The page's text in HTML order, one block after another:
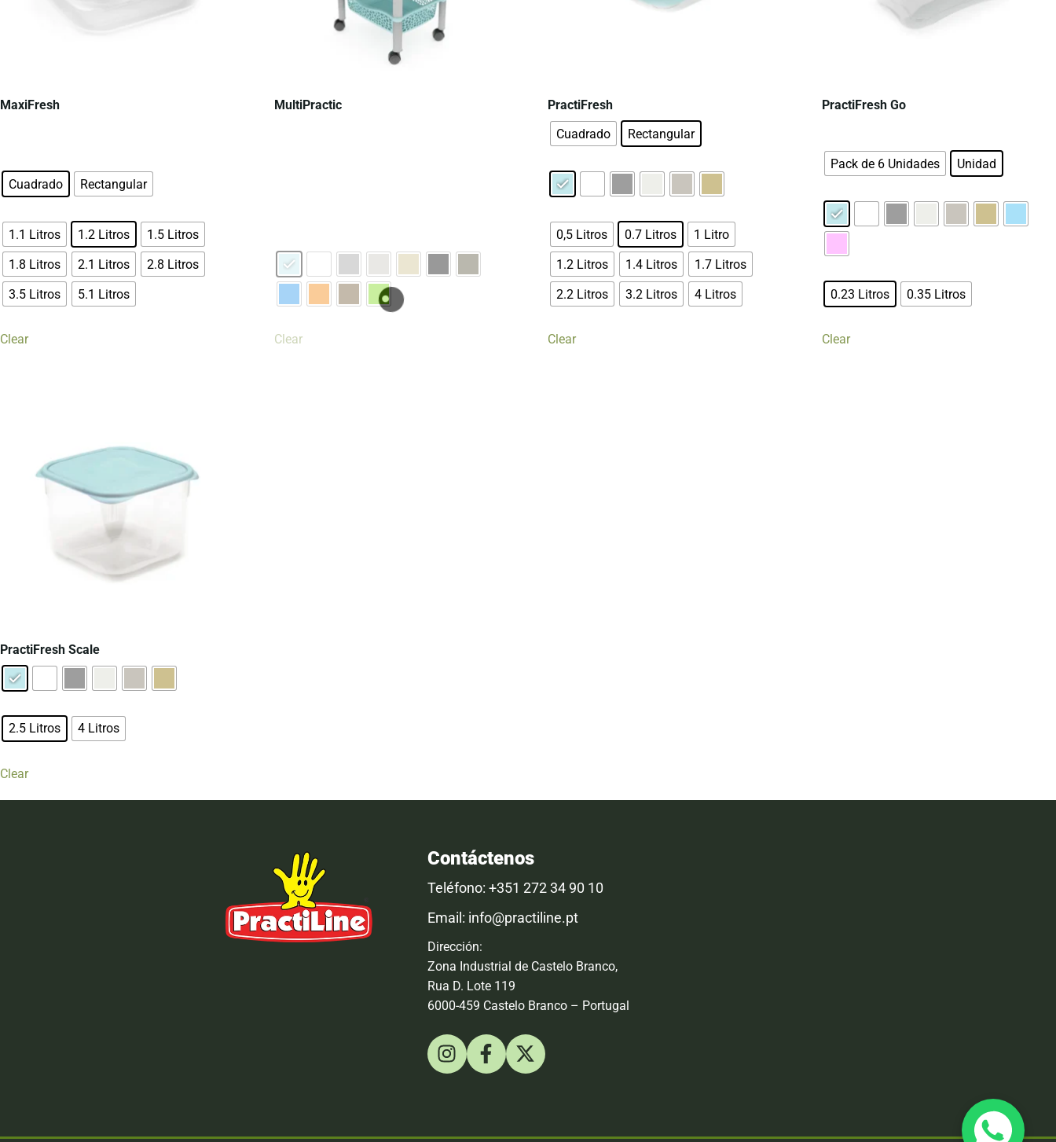
MaxiFresh
Cuadrado Rectangular
1.1 Litros 1.2 Litros
1.5 Litros
1.8 Litros
2.1 Litros
2.8 Litros
3.5 Litros
5.1 Litros
Clear
MultiPractic
Clear
PractiFresh
Cuadrado
Rectangular
0,5 Litros 0.7 Litros
1 Litro
1.2 Litros
1.4 Litros
1.7 Litros
2.2 Litros
3.2 Litros 4 Litros
Clear
PractiFresh Go
Pack de 6 Unidades Unidad
0.23 Litros 0.35 Litros
Clear
PractiFresh Scale
2.5 Litros 4 Litros
Clear
Contáctenos
Teléfono: +351 272 34 90 10
Email: info@practiline.pt
Dirección:
Zona Industrial de Castelo Branco,
Rua D. Lote 119
6000-459 Castelo Branco – Portugal